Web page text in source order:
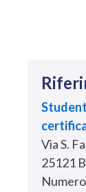
Via S.
25121